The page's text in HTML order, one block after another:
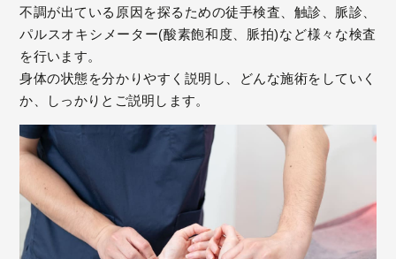
不調が出ている原因を探るための徒手検査、触診、脈診、
パルスオキシメーター(酸素飽和度、脈拍)など様々な検査
を行います。
身体の状態を分かりやすく説明し、どんな施術をしていく
か、しっかりとご説明します。